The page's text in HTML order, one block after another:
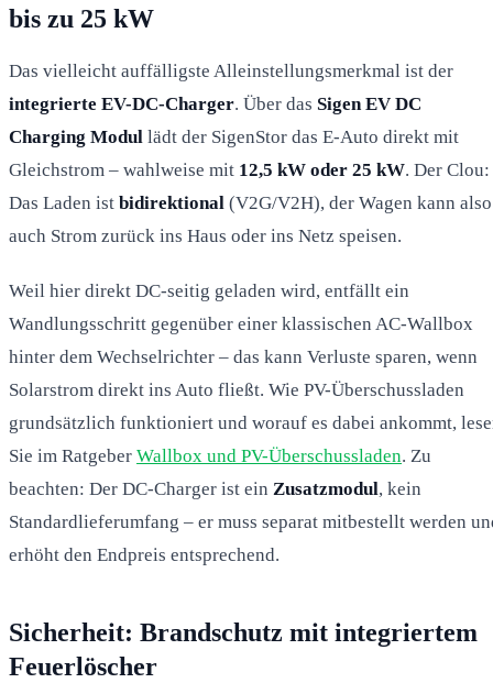
bis zu 25 kW
Das vielleicht auffälligste Alleinstellungsmerkmal ist der
integrierte EV-DC-Charger. Über das Sigen EV DC
Charging Modul lädt der SigenStor das E-Auto direkt mit
Gleichstrom – wahlweise mit 12,5 kW oder 25 kW. Der Clou:
Das Laden ist bidirektional (V2G/V2H), der Wagen kann also
auch Strom zurück ins Haus oder ins Netz speisen.
Weil hier direkt DC-seitig geladen wird, entfällt ein
Wandlungsschritt gegenüber einer klassischen AC-Wallbox
hinter dem Wechselrichter – das kann Verluste sparen, wenn
Solarstrom direkt ins Auto fließt. Wie PV-Überschussladen
grundsätzlich funktioniert und worauf es dabei ankommt,
Sie im Ratgeber Wallbox und PV-Überschussladen. Zu
beachten: Der DC-Charger ist ein Zusatzmodul, kein
Standardlieferumfang – er muss separat mitbestellt werden
erhöht den Endpreis entsprechend.
Sicherheit: Brandschutz mit integriertem
Feuerlöscher